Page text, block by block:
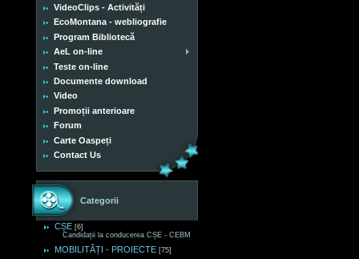
VideoClips - Activități
EcoMontana - webliografie
Program Bibliotecă
AeL on-line
Teste on-line
Documente download
Video
Promoții anterioare
Forum
Carte Oaspeți
Contact Us
Categorii
CȘE [6]
Candidații la conducerea CȘE - CEBM
MOBILITĂȚI - PROIECTE [75]